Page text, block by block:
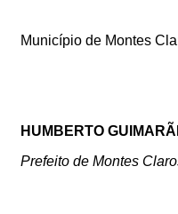
Município de Montes
HUMBERTO
Prefeito de Montes